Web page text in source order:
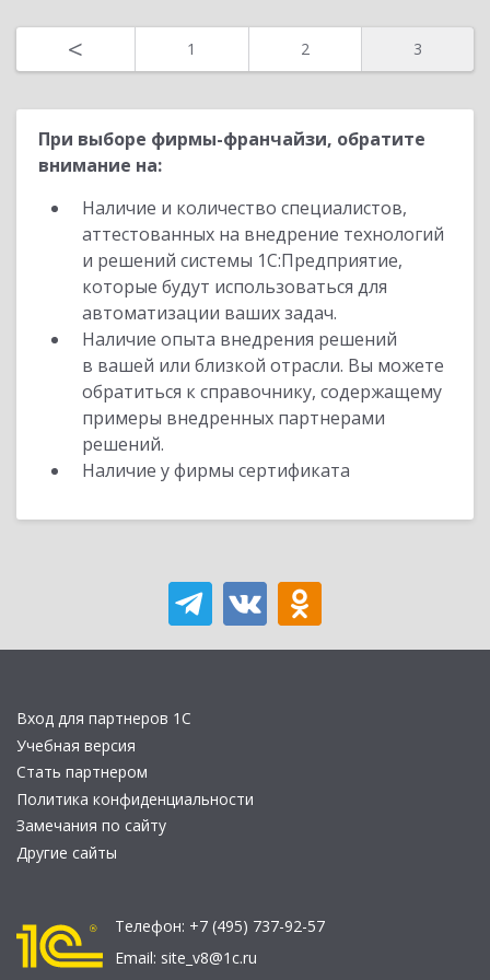
< 1 2 3
При выборе фирмы-франчайзи, обратите
внимание на:
Наличие и количество специалистов,
аттестованных на внедрение технологий
и решений системы 1С:Предприятие,
которые будут использоваться для
автоматизации ваших задач.
Наличие опыта внедрения решений
в вашей или близкой отрасли. Вы можете
обратиться к справочнику, содержащему
примеры внедренных партнерами
решений.
Наличие у фирмы сертификата
Вход для партнеров 1С
Учебная версия
Стать партнером
Политика конфиденциальности
Замечания по сайту
Другие сайты
Телефон: +7 (495) 737-92-57
Email: site_v8@1c.ru